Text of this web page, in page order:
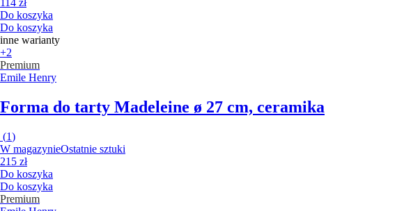
114 zł
Do koszyka
Do koszyka
inne warianty
+2
Premium
Emile Henry
Forma do tarty Madeleine ø 27 cm, ceramika
(1)
W magazynieOstatnie sztuki
215 zł
Do koszyka
Do koszyka
Premium